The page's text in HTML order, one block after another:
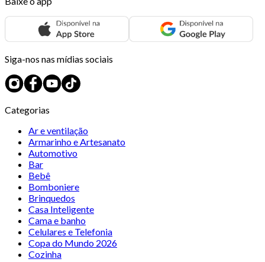
Siga-nos nas mídias sociais
Categorias
Ar e ventilação
Armarinho e Artesanato
Automotivo
Bar
Bebê
Bomboniere
Brinquedos
Casa Inteligente
Cama e banho
Celulares e Telefonia
Copa do Mundo 2026
Cozinha